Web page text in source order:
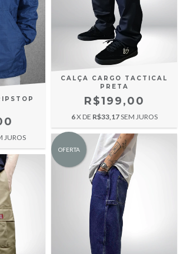
JUROS
CALÇA CARGO TACTICAL
PRETA
R$199,00
6X DE R$33,17SEM JUROS
OFERTA